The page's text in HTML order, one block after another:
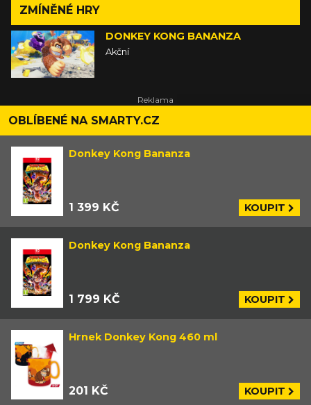
ZMÍNĚNÉ HRY
DONKEY KONG BANANZA
Akční
OBLÍBENÉ NA SMARTY.CZ
Donkey Kong Bananza
1 399 KČ KOUPIT
Donkey Kong Bananza
1 799 KČ KOUPIT
Hrnek Donkey Kong 460 ml
201 KČ KOUPIT